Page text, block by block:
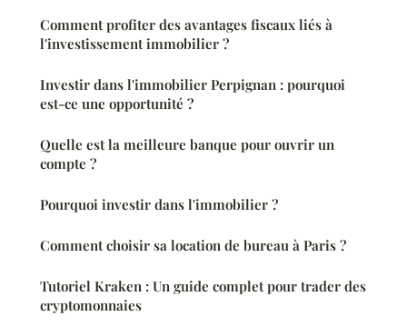
Comment profiter des avantages fiscaux liés à
l'investissement immobilier ?
Investir dans l'immobilier Perpignan : pourquoi
est-ce une opportunité ?
Quelle est la meilleure banque pour ouvrir un
compte ?
Pourquoi investir dans l'immobilier ?
Comment choisir sa location de bureau à Paris ?
Tutoriel Kraken : Un guide complet pour trader des
cryptomonnaies